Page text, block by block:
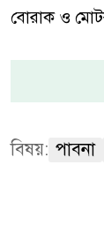
বোরাক ও
বিষয়: পাবনা